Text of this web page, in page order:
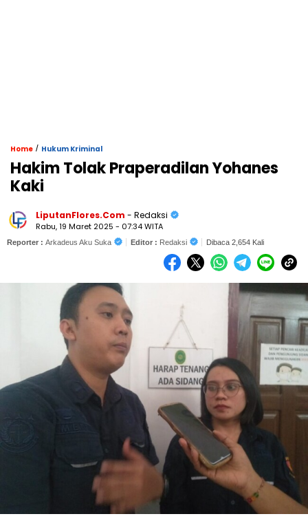
Home / Hukum Kriminal
Hakim Tolak Praperadilan Yohanes
Kaki
LiputanFlores.Com - Redaksi
Rabu, 19 Maret 2025 - 07:34 WITA
Reporter : Arkadeus Aku Suka Editor : Redaksi Dibaca 2,654 Kali